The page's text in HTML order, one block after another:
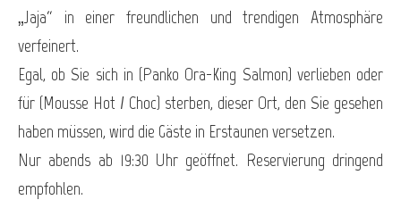
„Jaja“ in einer freundlichen und trendigen Atmosphäre
verfeinert.
Egal, ob Sie sich in (Panko Ora-King Salmon) verlieben oder
für (Mousse Hot / Choc) sterben, dieser Ort, den Sie gesehen
haben müssen, wird die Gäste in Erstaunen versetzen.
Nur abends ab 19:30 Uhr geöffnet. Reservierung dringend
empfohlen.